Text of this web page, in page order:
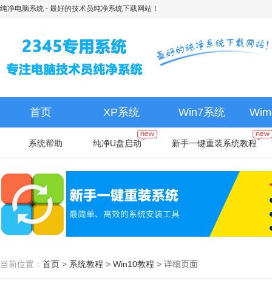
纯净电脑系统 - 最好的技术员纯净系统下载网站！
首页 XP系统 Win7系统
系统帮助 纯净U盘启动 新手一键重装系统教程
当前位置： 首页 > 系统教程 > Win10教程 > 详细页面